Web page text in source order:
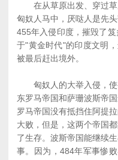
在从草原出发、穿过草
匈奴人马中，厌哒人是先
455年入侵印度，摧毁了
于"黄金时代"的印度文明
被最后赶出境外。
匈奴人的大举入侵，使
东罗马帝国和萨珊波斯帝
罗马帝国没有抵挡住阿提
大败，但是，这两个帝国
了生存。波斯帝国能继续
事。因为，484年军事惨